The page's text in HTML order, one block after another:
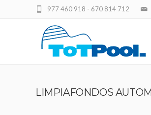
977 460 918 - 670 814 712
LIMPIAFONDOS